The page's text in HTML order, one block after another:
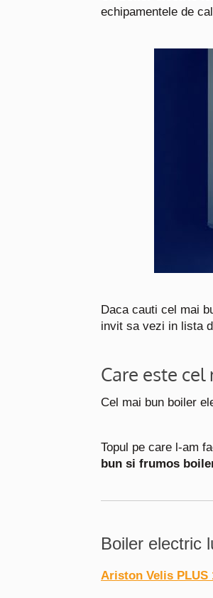
echipamentele de
Daca cauti cel mai
invit sa vezi in lista
Care este
Cel mai bun boiler
Topul pe care l-am
bun si frumos
Boiler electric
Ariston Velis PLUS